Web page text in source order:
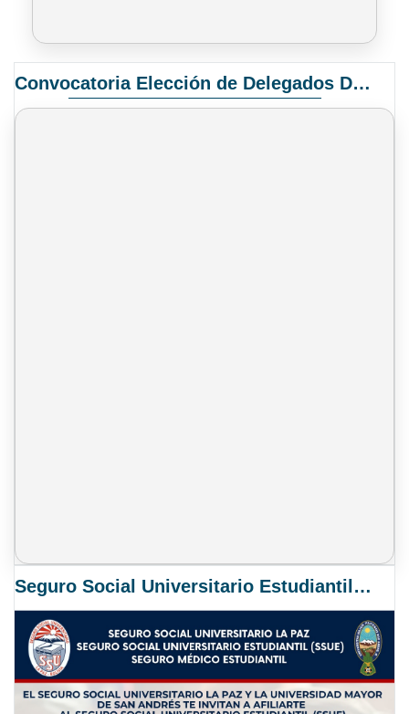
Convocatoria Elección de Delegados Docentes para el XIV Congreso Nacional de Universidades
Seguro Social Universitario Estudiantil SSUE